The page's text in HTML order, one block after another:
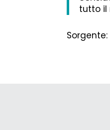
tutto il
Sorgente: